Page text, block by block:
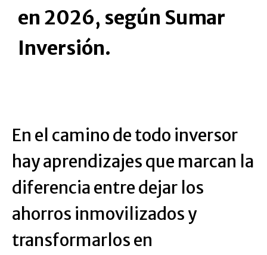
en 2026, según Sumar
Inversión.
En el camino de todo inversor
hay aprendizajes que marcan la
diferencia entre dejar los
ahorros inmovilizados y
transformarlos en